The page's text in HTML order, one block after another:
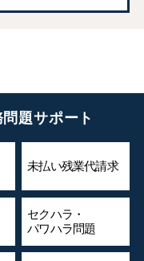
題サポート
未払い残業代請求
セクハラ・
パワハラ問題